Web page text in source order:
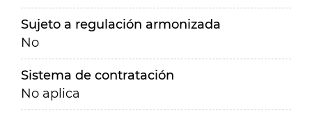
Sujeto a regulación armonizada
No
Sistema de contratación
No aplica